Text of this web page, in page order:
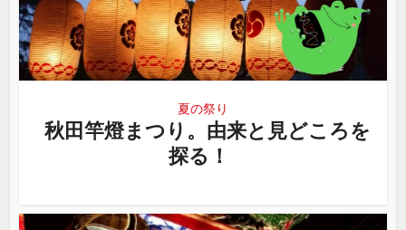
夏の祭り
秋田竿燈まつり。由来と見どころを
探る！